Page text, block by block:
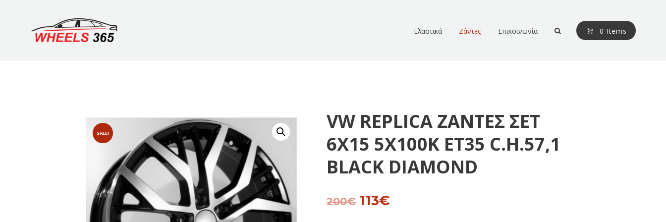
Ελαστικά Ζάντες Επικοινωνία 0 Items
SALE!
VW REPLICA ΖΑΝΤΕΣ ΣΕΤ
6Χ15 5Χ100Κ ΕΤ35 C.H.57,1
BLACK DIAMOND
200€ Original
113€